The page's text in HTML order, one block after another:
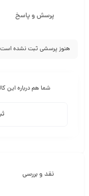
پرسش و پاسخ
هنوز پرسشی ثبت نشده
شما هم درباره این
نقد و بررسی